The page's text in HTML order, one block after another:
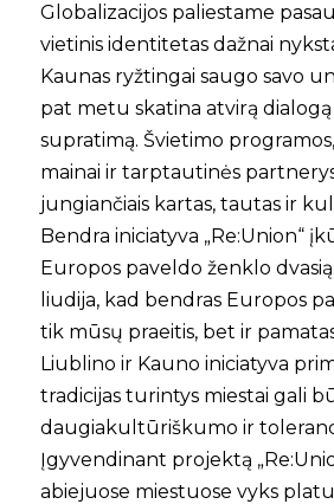
Globalizacijos paliestame
vietinis identitetas dažnai
Kaunas ryžtingai saugo savo
pat metu skatina atvirą
supratimą. Švietimo
mainai ir tarptautinės
jungiančiais kartas, tautas ir
Bendra iniciatyva „Re:Union“
Europos paveldo ženklo
liudija, kad bendras Europos
tik mūsų praeitis, bet ir
Liublino ir Kauno iniciatyva
tradicijas turintys miestai gali
daugiakultūriškumo ir
Įgyvendinant projektą
abiejuose miestuose vyks